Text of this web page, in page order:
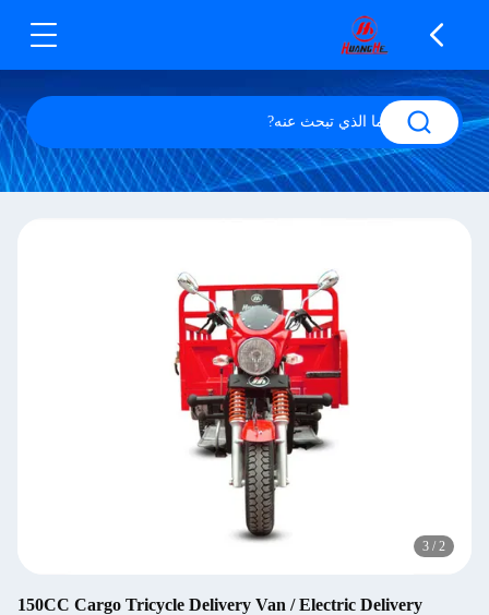
2
/
3
150CC Cargo Tricycle Delivery Van / Electric Delivery